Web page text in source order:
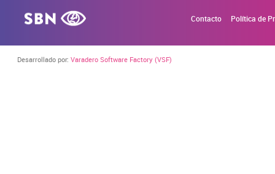
Contacto Política de
Desarrollado por: Varadero Software Factory (VSF)